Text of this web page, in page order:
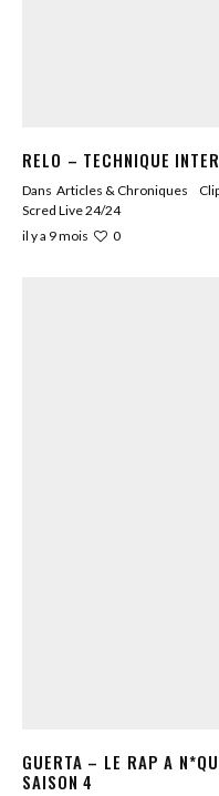
RELO – TECHNIQUE
Dans Articles & Chroniques
Scred Live 24/24
il y a 9 mois
0
GUERTA – LE RAP A
SAISON 4